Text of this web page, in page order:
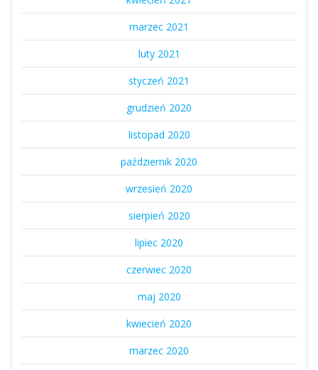
marzec 2021
luty 2021
styczeń 2021
grudzień 2020
listopad 2020
październik 2020
wrzesień 2020
sierpień 2020
lipiec 2020
czerwiec 2020
maj 2020
kwiecień 2020
marzec 2020